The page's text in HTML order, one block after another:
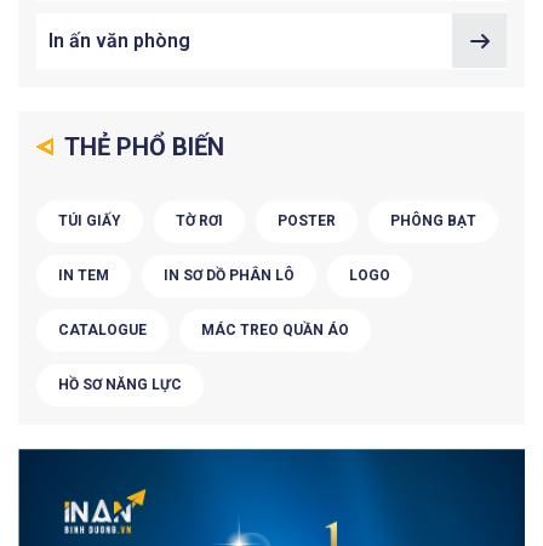
In ấn văn phòng
THẺ PHỔ BIẾN
TÚI GIẤY TỜ RƠI POSTER PHÔNG BẠT
IN TEM IN SƠ DỒ PHÂN LÔ LOGO
CATALOGUE MÁC TREO QUẦN ÁO
HỒ SƠ NĂNG LỰC